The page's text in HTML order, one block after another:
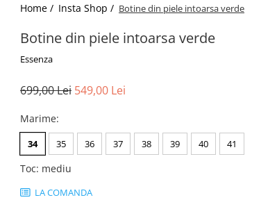
Home / Insta Shop / Botine din piele intoarsa verde
Botine din piele intoarsa verde
Essenza
699,00 Lei 549,00 Lei
Marime:
34 35 36 37 38 39 40 41
Toc: mediu
LA COMANDA